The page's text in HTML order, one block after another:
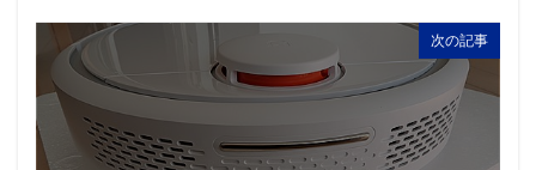
次の記事